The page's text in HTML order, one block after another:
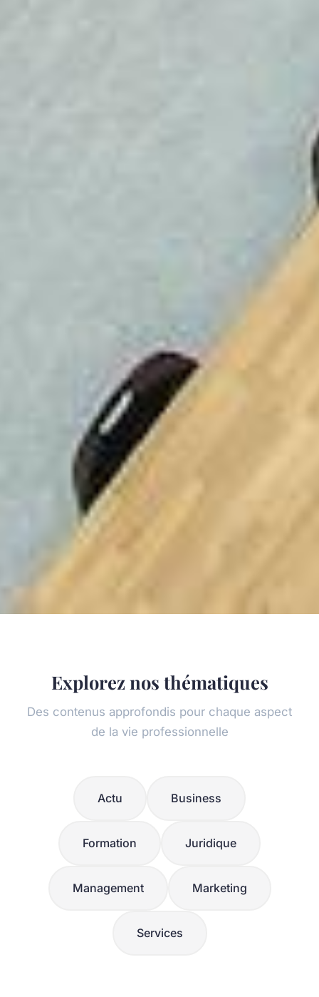
Explorez nos thématiques
Des contenus approfondis pour chaque aspect
de la vie professionnelle
Actu Business
Formation Juridique
Management Marketing
Services